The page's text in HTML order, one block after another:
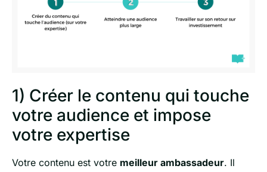
1) Créer le contenu qui touche
votre audience et impose
votre expertise
Votre contenu est votre meilleur ambassadeur. Il